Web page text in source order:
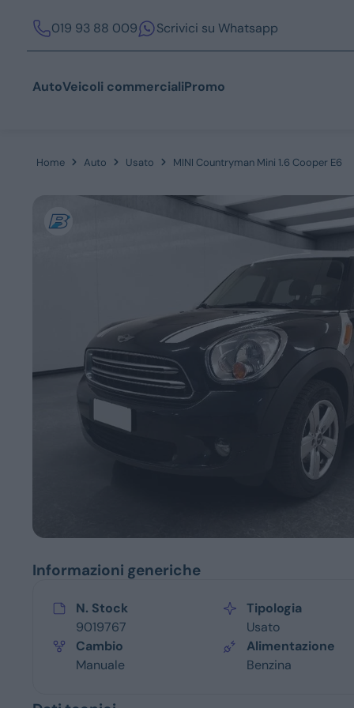
019 93 88 009 Scrivici su Whatsapp
AutoVeicoli commercialiPromo
Acquista
Servizi
Home Auto Usato MINI Countryman Mini 1.6 Cooper E6
Informazioni generiche
N. Stock
9019767
Tipologia
Usato
Cambio
Manuale
Alimentazione
Benzina